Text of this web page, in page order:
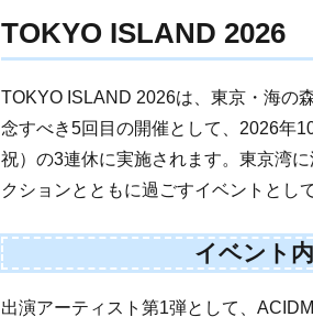
TOKYO ISLAND 2026
TOKYO ISLAND 2026は、東京・海の
念すべき5回目の開催として、2026年
祝）の3連休に実施されます。東京湾
クションとともに過ごすイベントとし
イベント
出演アーティスト第1弾として、